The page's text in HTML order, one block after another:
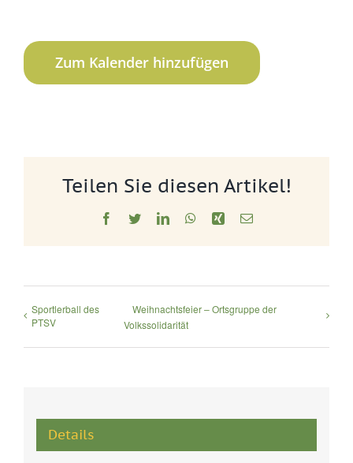
Zum Kalender hinzufügen
Teilen Sie diesen Artikel!
Facebook
TwitterLinkedInWhatsApp
Xing E-
Sportlerball des
PTSV
Weihnachtsfeier – Ortsgruppe der
Volkssolidarität
Details